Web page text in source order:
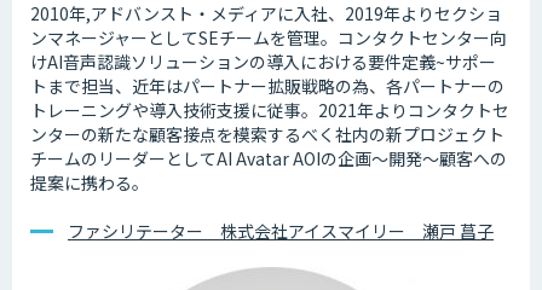
2010年,アドバンスト・メディアに入社、2019年よりセクショ
ンマネージャーとしてSEチームを管理。コンタクトセンター向
けAI音声認識ソリューションの導入における要件定義~サポー
トまで担当、近年はパートナー拡販戦略の為、各パートナーの
トレーニングや導入技術支援に従事。2021年よりコンタクトセ
ンターの新たな顧客接点を模索するべく社内の新プロジェクト
チームのリーダーとしてAI Avatar AOIの企画～開発～顧客への
提案に携わる。
ファシリテーター 株式会社アイスマイリー 瀬戸 菖子